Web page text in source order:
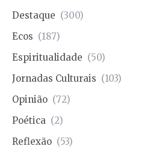
Destaque (300)
Ecos (187)
Espiritualidade (50)
Jornadas Culturais (103)
Opinião (72)
Poética (2)
Reflexão (53)